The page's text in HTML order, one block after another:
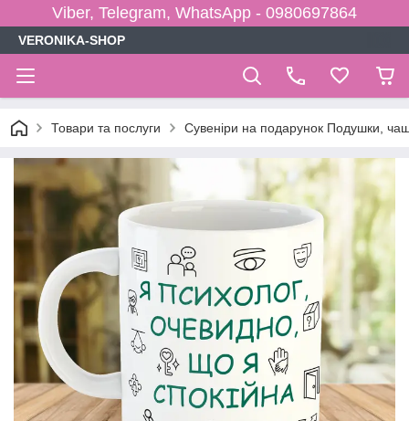
Viber, Telegram, WhatsApp - 0980697864
VERONIKA-SHOP
Товари та послуги Сувеніри на подарунок Подушки,